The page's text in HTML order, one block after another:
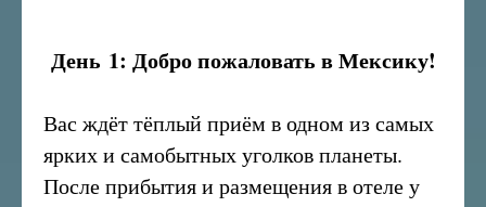
День 1: Добро пожаловать в Мексику!
Вас ждёт тёплый приём в одном из самых
ярких и самобытных уголков планеты.
После прибытия и размещения в отеле у